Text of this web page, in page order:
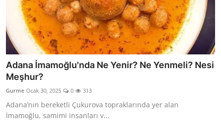
Adana İmamoğlu'nda Ne Yenir? Ne Yenmeli? Nesi
Meşhur?
Gurme Ocak 30, 2025 0 313
Adana’nın bereketli Çukurova topraklarında yer alan
İmamoğlu, samimi insanları v...